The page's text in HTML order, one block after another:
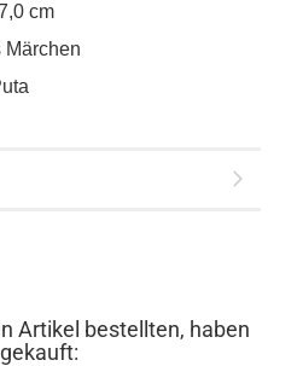
cm
Märchen
Artikel bestellten, haben